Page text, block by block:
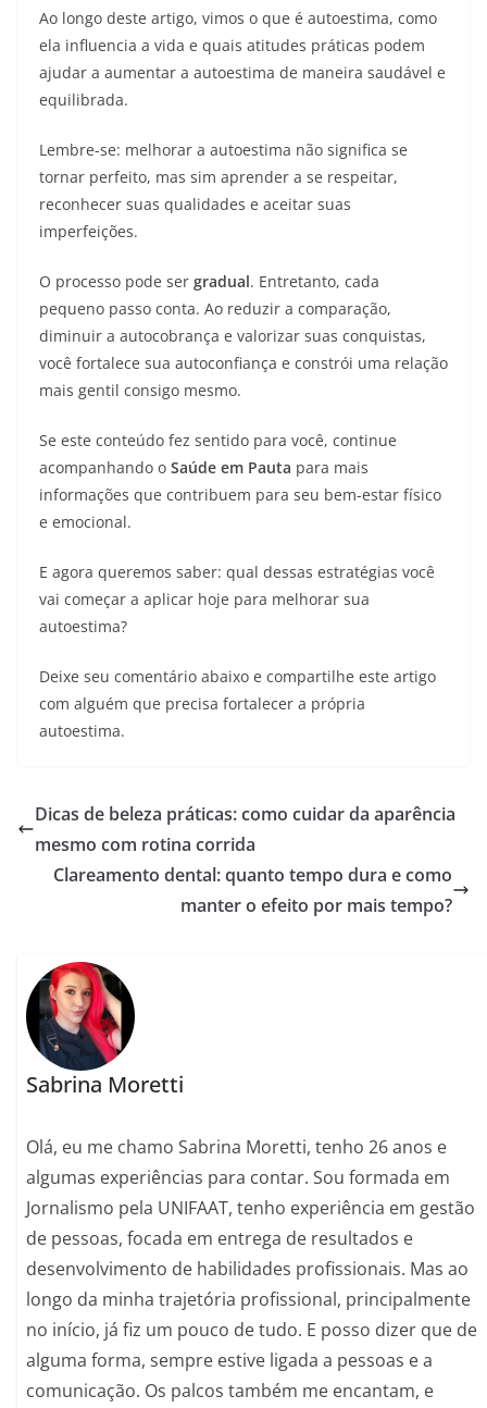
Ao longo deste artigo, vimos o que é autoestima, como
ela influencia a vida e quais atitudes práticas podem
ajudar a aumentar a autoestima de maneira saudável e
equilibrada.
Lembre-se: melhorar a autoestima não significa se
tornar perfeito, mas sim aprender a se respeitar,
reconhecer suas qualidades e aceitar suas
imperfeições.
O processo pode ser gradual. Entretanto, cada
pequeno passo conta. Ao reduzir a comparação,
diminuir a autocobrança e valorizar suas conquistas,
você fortalece sua autoconfiança e constrói uma relação
mais gentil consigo mesmo.
Se este conteúdo fez sentido para você, continue
acompanhando o Saúde em Pauta para mais
informações que contribuem para seu bem-estar físico
e emocional.
E agora queremos saber: qual dessas estratégias você
vai começar a aplicar hoje para melhorar sua
autoestima?
Deixe seu comentário abaixo e compartilhe este artigo
com alguém que precisa fortalecer a própria
autoestima.
Dicas de beleza práticas: como cuidar da aparência
mesmo com rotina corrida
Clareamento dental: quanto tempo dura e como
manter o efeito por mais tempo?
Sabrina Moretti
Olá, eu me chamo Sabrina Moretti, tenho 26 anos e
algumas experiências para contar. Sou formada em
Jornalismo pela UNIFAAT, tenho experiência em gestão
de pessoas, focada em entrega de resultados e
desenvolvimento de habilidades profissionais. Mas ao
longo da minha trajetória profissional, principalmente
no início, já fiz um pouco de tudo. E posso dizer que de
alguma forma, sempre estive ligada a pessoas e a
comunicação. Os palcos também me encantam, e